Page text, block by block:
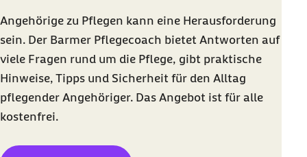
Angehörige zu Pflegen kann eine Herausforderung
sein. Der Barmer Pflegecoach bietet Antworten auf
viele Fragen rund um die Pflege, gibt praktische
Hinweise, Tipps und Sicherheit für den Alltag
pflegender Angehöriger. Das Angebot ist für alle
kostenfrei.